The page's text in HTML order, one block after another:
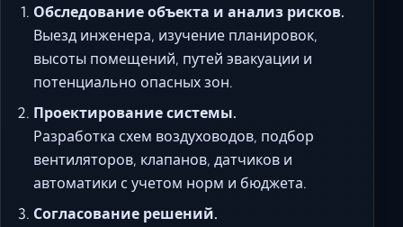
Обследование объекта и анализ рисков.
Выезд инженера, изучение планировок,
высоты помещений, путей эвакуации и
потенциально опасных зон.
Проектирование системы.
Разработка схем воздуховодов, подбор
вентиляторов, клапанов, датчиков и
автоматики с учетом норм и бюджета.
Согласование решений.